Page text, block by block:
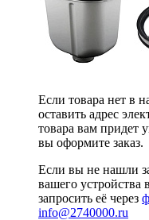
Если товара нет в
оставить адрес
товара вам придет
вы оформите заказ.
Если вы не нашли
вашего
запросить её через
info@2740000.ru